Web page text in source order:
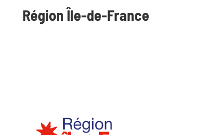
Région Île-de-France